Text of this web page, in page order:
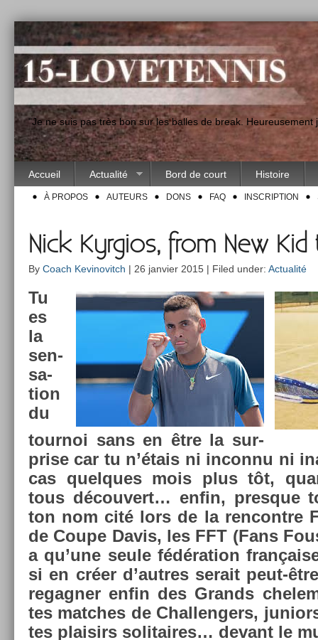
"Je ne suis pas très bon sur les balles de break.
Accueil Actualité Bord de court Histoire
À PROPOS AUTEURS DONS FAQ INSCRIPTION
Nick Kyrgios, from New
By Coach Kevinovitch | 26 janvier 2015 | Filed under: Actualité
Tu
es
la
sen­
sa­
tion
du
tour­noi sans en être la sur­
pr­ise car tu n’étais ni in­con­nu ni
cas quel­ques mois plus tôt,
tous découvert… enfin, pre­sque
ton nom cité lors de la re­ncontre
de Coupe Davis, les FFT (Fans
a qu’une seule fédéra­tion
si en créer d’aut­res serait peut-
re­gagn­er enfin des Grands
tes matches de Chal­leng­ers,
tes plaisirs sol­itaires… de­vant le